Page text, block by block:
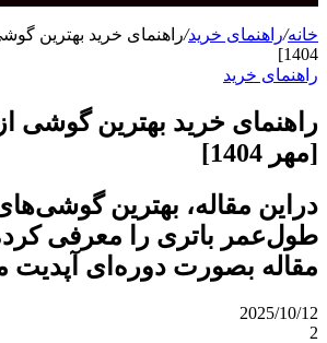
برای خانه/راهنمای خرید/راهنمای خرید بهترین
1404]
راهنمای خرید
راهنمای خرید بهترین گوشی
[مهر 1404]
دراین مقاله، بهترین
طول‌عمر باتری را معرفی
مقاله بصورت دوره‌ای
2025/10/12
2